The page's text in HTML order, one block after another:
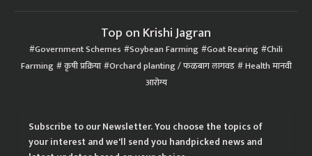
Top on Krishi Jagran
Government Schemes Soybean Farming Goat Rearing Chili
Farming कृषी प्रक्रिया Orchard planting / फळबाग लागवड Health मानवी
आरोग्य
Subscribe to our Newsletter. You choose the topics of
your interest and we'll send you handpicked news and